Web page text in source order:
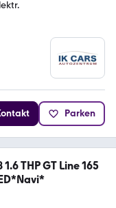
Parken
THP GT Line 165